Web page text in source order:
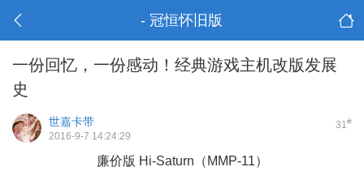
- 冠恒怀旧版
一份回忆，一份感动！经典游戏主机改版发展
史
31#
世嘉卡带
2016-9-7 14:24:29
廉价版 Hi-Saturn（MMP-11）